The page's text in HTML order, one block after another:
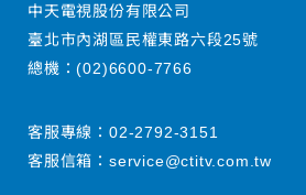
中天電視股份有限公司
臺北市內湖區民權東路六段25號
總機：(02)6600-7766
客服專線： 02-2792-3151
客服信箱： service@ctitv.com.tw